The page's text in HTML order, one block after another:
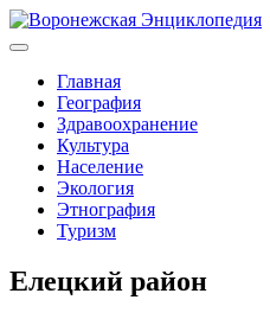
Главная
География
Здравоохранение
Культура
Население
Экология
Этнография
Туризм
Елецкий район